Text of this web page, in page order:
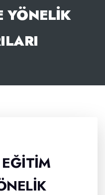
YÖNELIK